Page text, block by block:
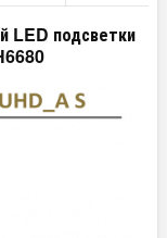
LED подсветки